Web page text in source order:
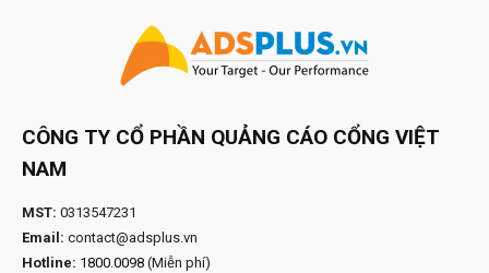
CÔNG TY CỔ PHẦN QUẢNG CÁO CỔNG VIỆT
NAM
MST: 0313547231
Email: contact@adsplus.vn
Hotline: 1800.0098 (Miễn phí)